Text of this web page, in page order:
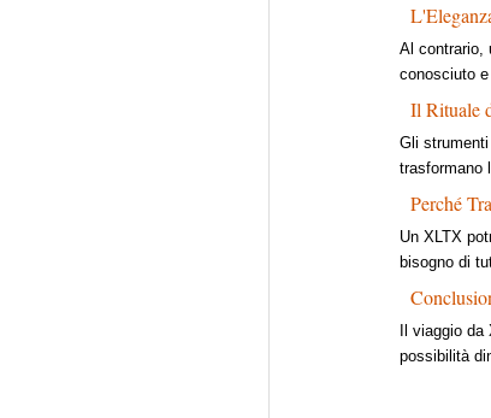
Al contrario,
conosciuto
Il Rituale
Gli
trasformano
Perché
Un XLTX
bisogno di
Il viaggio
possibilità